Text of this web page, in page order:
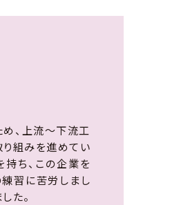
、上流〜下流工
り組みを進めてい
ち、この企業を
練習に苦労しまし
た。